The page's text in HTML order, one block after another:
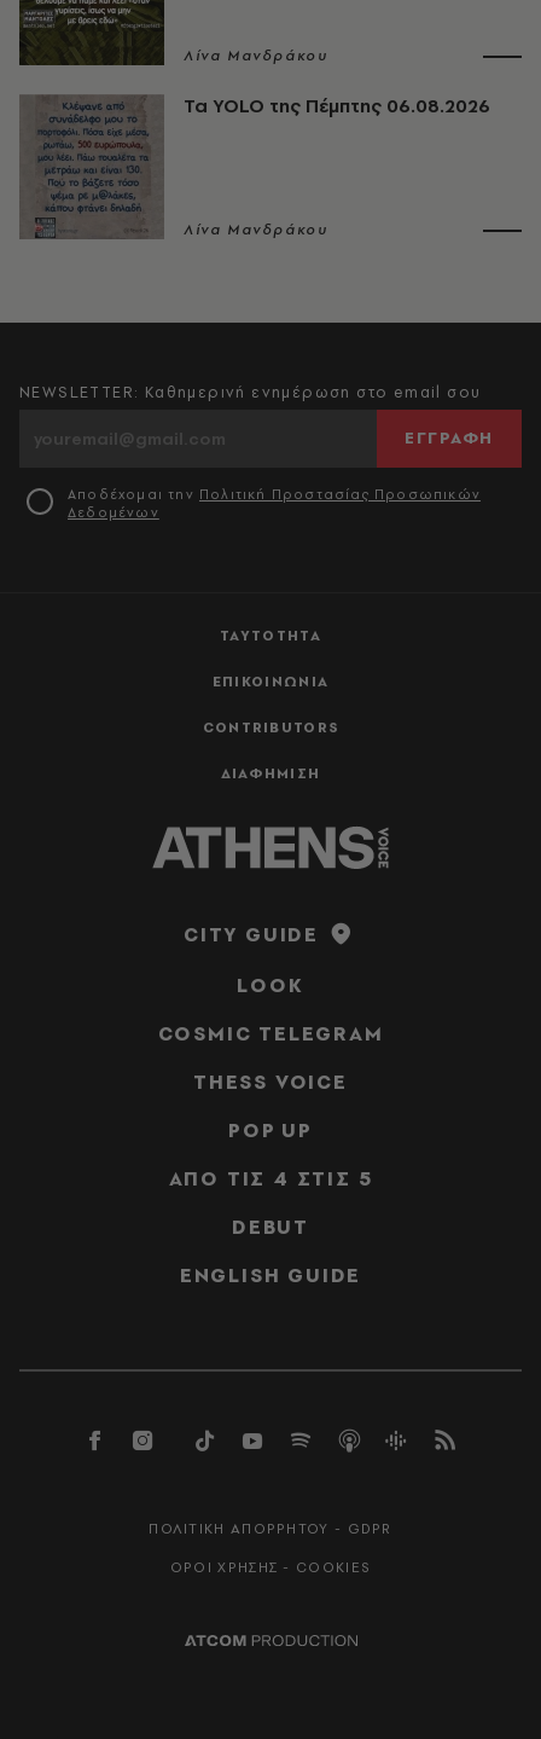
Λίνα Μανδράκου
Τα YOLO της Πέμπτης 06.08.2026
Λίνα Μανδράκου
ΤΑΥΤΟΤΗΤΑ
ΕΠΙΚΟΙΝΩΝΙΑ
CONTRIBUTORS
ΔΙΑΦΗΜΙΣΗ
NEWSLETTER: Καθημερινή ενημέρωση στο email σου
ΕΓΓΡΑΦΗ
Αποδέχομαι την Πολιτική Προστασίας Προσωπικών
Δεδομένων
CITY GUIDE
LOOK
COSMIC TELEGRAM
THESS VOICE
POP UP
ΑΠΟ ΤΙΣ 4 ΣΤΙΣ 5
DEBUT
ENGLISH GUIDE
ΠΟΛΙΤΙΚΗ ΑΠΟΡΡΗΤΟΥ - GDPR
ΟΡΟΙ ΧΡΗΣΗΣ - COOKIES